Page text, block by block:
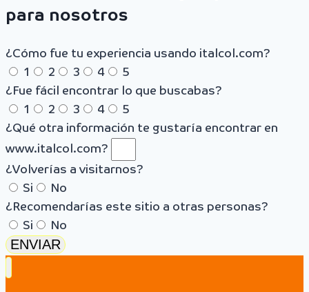
para nosotros
¿Cómo fue tu experiencia usando italcol.com?
1
2 3 4
5
¿Fue fácil encontrar lo que buscabas?
1
2 3 4
5
¿Qué otra información te gustaría encontrar en
www.italcol.com?
¿Volverías a visitarnos?
Si
No
¿Recomendarías este sitio a otras personas?
Si
No
ENVIAR